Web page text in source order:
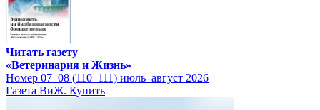
Читать газету
«Ветеринария и Жизнь»
Номер 07–08 (110–111) июль–август 2026
Газета ВиЖ. Купить